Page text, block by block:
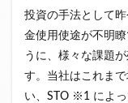
投資の手法として
金使用使途が不明
うに、様々な課題
す。当社はこれま
い、STO ※1 によ
不動産クラウド
株式投資型クラ
不動産特定共同事
グローシップ・